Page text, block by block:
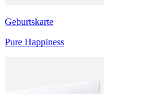
Geburtskarte
Pure Happiness